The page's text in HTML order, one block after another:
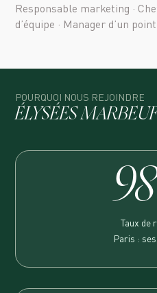
Responsable marketing ·
d’équipe · Manager d’un
POURQUOI NOUS REJOINDRE
ÉLYSÉES
Taux de
Paris :